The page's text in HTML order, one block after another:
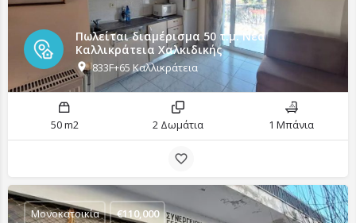
Πωλείται διαμέρισμα 50 τ.μ. Νέα
Καλλικράτεια Χαλκιδικής
833F+65 Καλλικράτεια
50 m2 2 Δωμάτια 1 Μπάνια
Μονοκατοικία €110,000